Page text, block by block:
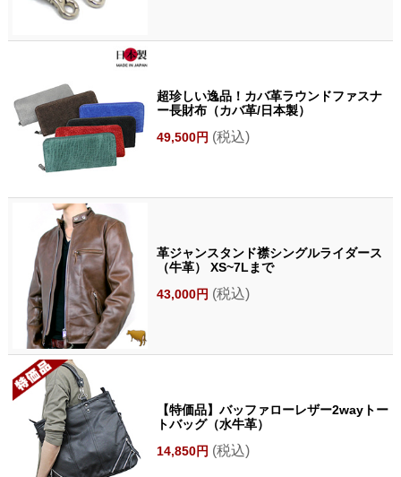
超珍しい逸品！カバ革ラウンドファスナ
ー長財布（カバ革/日本製）
49,500円 (税込)
革ジャンスタンド襟シングルライダース
（牛革） XS~7Lまで
43,000円 (税込)
【特価品】バッファローレザー2wayトー
トバッグ（水牛革）
14,850円 (税込)